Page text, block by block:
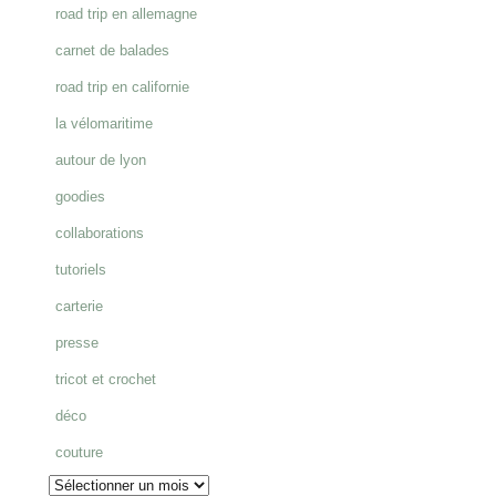
road trip en allemagne
carnet de balades
road trip en californie
la vélomaritime
autour de lyon
goodies
collaborations
tutoriels
carterie
presse
tricot et crochet
déco
couture
Archives